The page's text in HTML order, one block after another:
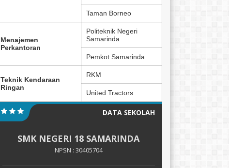
Taman Borneo
Menajemen
Perkantoran
Politeknik Negeri
Samarinda
Pemkot Samarinda
Teknik Kendaraan
Ringan
RKM
United Tractors
DATA SEKOLAH
SMK NEGERI 18 SAMARINDA
NPSN : 30405704